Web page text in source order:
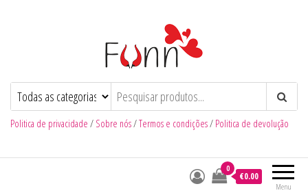
Funn Num Click de Diversão
Politica de privacidade / Sobre nós/Termos e condições/ Politica de devolução
Menu
0
€0.00